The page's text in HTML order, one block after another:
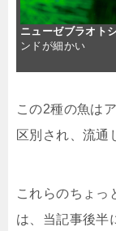
ニューゼブラオト
ンドが細かい
この2種の魚は
区別され、流通
これらのちょっ
は、当記事後